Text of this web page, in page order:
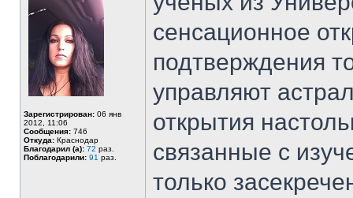
Зарегистрирован: 06 янв
2012, 11:06
Сообщения: 746
Откуда: Краснодар
Благодарил (а): 72 раз.
Поблагодарили: 91 раз.
сенсационное
подтверждения
управляют
открытия
связанные с
только